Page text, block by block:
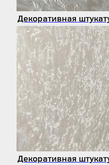
Декоративная
Декоративная